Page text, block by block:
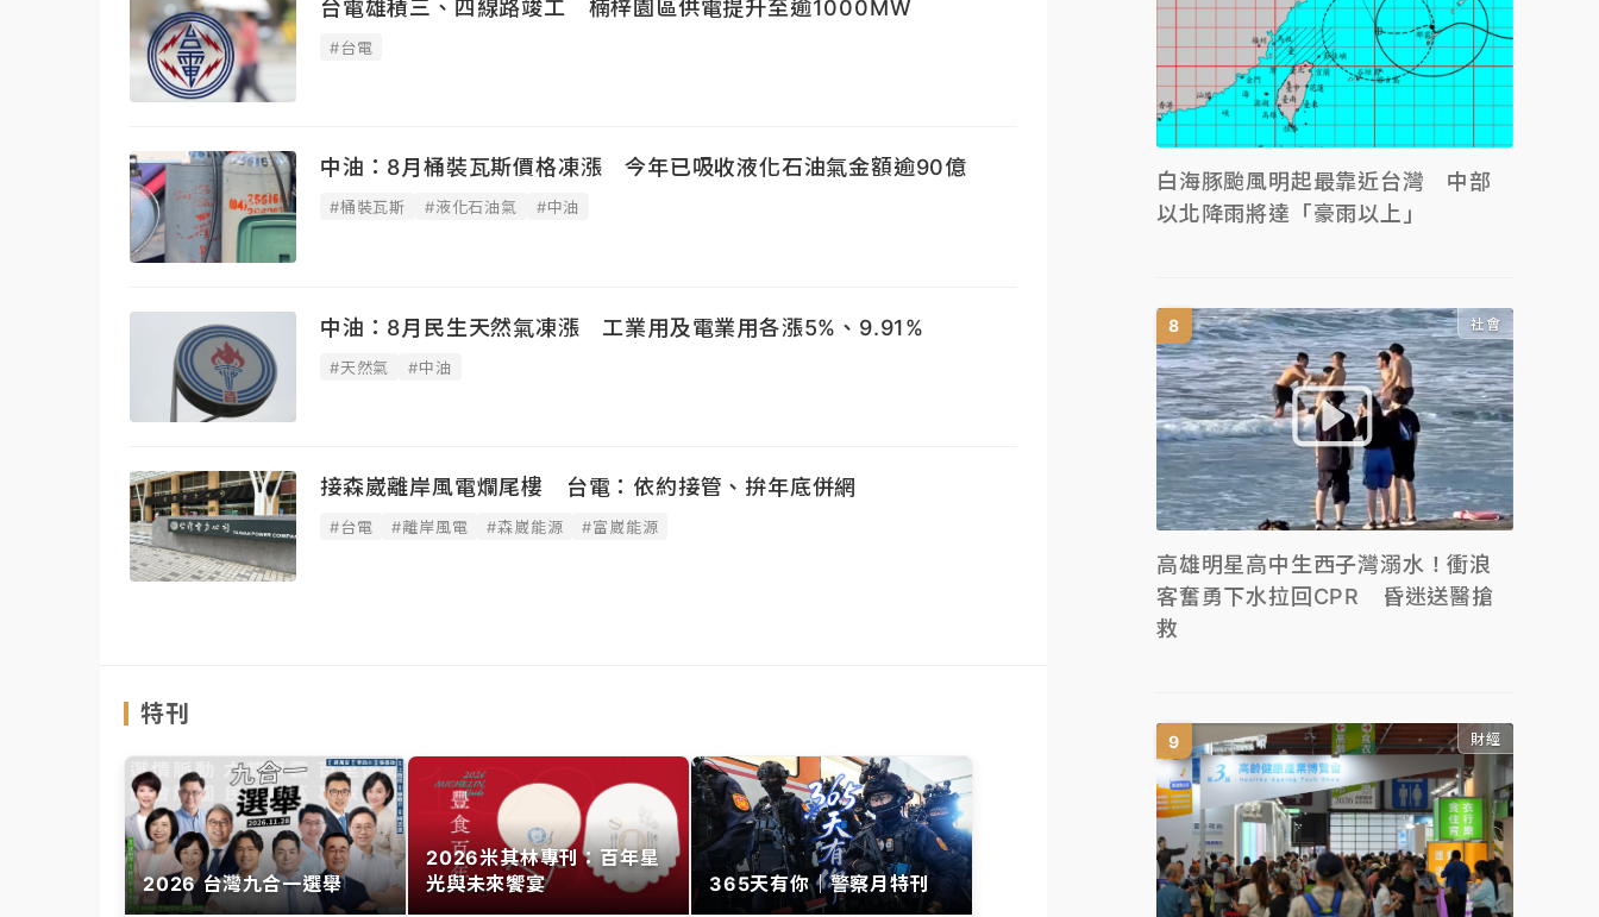
台電雄積三、四線路竣工 楠梓園區供電提升至逾1000MW
#台電
中油：8月桶裝瓦斯價格凍漲 今年已吸收液化石油氣金額逾90億
#桶裝瓦斯 #液化石油氣 #中油
中油：8月民生天然氣凍漲 工業用及電業用各漲5%、9.91%
#天然氣 #中油
接森崴離岸風電爛尾樓 台電：依約接管、拚年底併網
#台電 #離岸風電 #森崴能源 #富崴能源
特刊
2026 台灣九合一選舉
2026米其林專刊：百年星
光與未來饗宴
365天有你｜警察月特刊
白海豚颱風明起最靠近台灣 中部
以北降雨將達「豪雨以上」
社會
高雄明星高中生西子灣溺水！衝浪
客奮勇下水拉回CPR 昏迷送醫搶
救
財經